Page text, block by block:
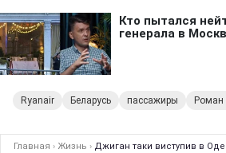
Ryanair Беларусь пассажиры Роман
Главная › Жизнь › Джиган таки виступив в